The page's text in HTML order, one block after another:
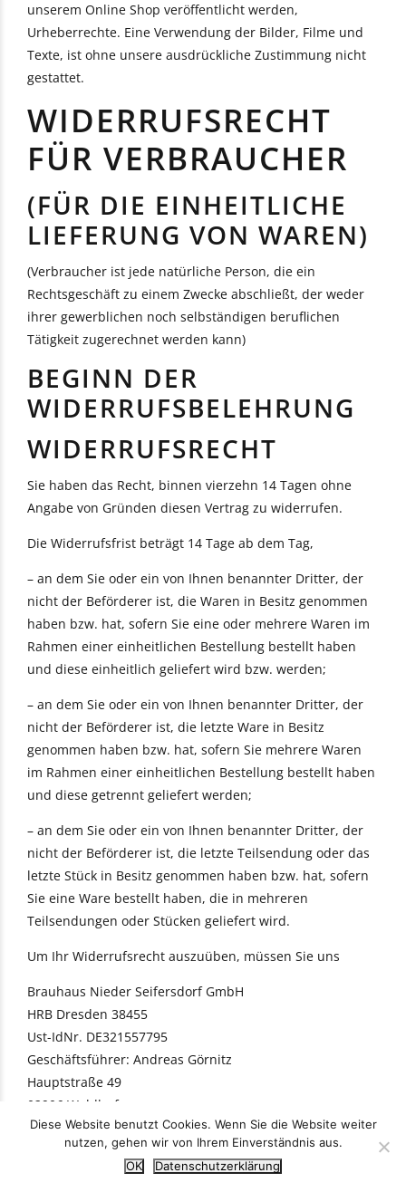
unserem Online Shop veröffentlicht werden,
Urheberrechte. Eine Verwendung der Bilder, Filme und
Texte, ist ohne unsere ausdrückliche Zustimmung nicht
gestattet.
WIDERRUFSRECHT
FÜR VERBRAUCHER
(FÜR DIE EINHEITLICHE
LIEFERUNG VON WAREN)
(Verbraucher ist jede natürliche Person, die ein
Rechtsgeschäft zu einem Zwecke abschließt, der weder
ihrer gewerblichen noch selbständigen beruflichen
Tätigkeit zugerechnet werden kann)
BEGINN DER
WIDERRUFSBELEHRUNG
WIDERRUFSRECHT
Sie haben das Recht, binnen vierzehn 14 Tagen ohne
Angabe von Gründen diesen Vertrag zu widerrufen.
Die Widerrufsfrist beträgt 14 Tage ab dem Tag,
– an dem Sie oder ein von Ihnen benannter Dritter, der
nicht der Beförderer ist, die Waren in Besitz genommen
haben bzw. hat, sofern Sie eine oder mehrere Waren im
Rahmen einer einheitlichen Bestellung bestellt haben
und diese einheitlich geliefert wird bzw. werden;
– an dem Sie oder ein von Ihnen benannter Dritter, der
nicht der Beförderer ist, die letzte Ware in Besitz
genommen haben bzw. hat, sofern Sie mehrere Waren
im Rahmen einer einheitlichen Bestellung bestellt haben
und diese getrennt geliefert werden;
– an dem Sie oder ein von Ihnen benannter Dritter, der
nicht der Beförderer ist, die letzte Teilsendung oder das
letzte Stück in Besitz genommen haben bzw. hat, sofern
Sie eine Ware bestellt haben, die in mehreren
Teilsendungen oder Stücken geliefert wird.
Um Ihr Widerrufsrecht auszuüben, müssen Sie uns
Brauhaus Nieder Seifersdorf GmbH
HRB Dresden 38455
Ust-IdNr. DE321557795
Geschäftsführer: Andreas Görnitz
Hauptstraße 49
02906 Waldhufen
Telefon: 035827-849920
E-Mail:kontakt@niederseifersdorfer.de
Diese Website benutzt Cookies. Wenn Sie die Website weiter
nutzen, gehen wir von Ihrem Einverständnis aus.
OK
Datenschutzerklärung